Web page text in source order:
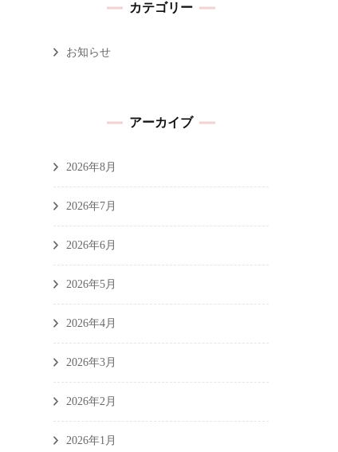
カテゴリー
お知らせ
アーカイブ
2026年8月
2026年7月
2026年6月
2026年5月
2026年4月
2026年3月
2026年2月
2026年1月